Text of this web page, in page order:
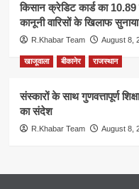
किसान क्रेडिट कार्ड का
कानूनी वारिसों के खिलाफ
R.Khabar Team August 8,
खाजूवाला बीकानेर राजस्थान
संस्कारों के साथ गुणवत्तापूर्ण शिक्षा
का संदेश
R.Khabar Team August 8,